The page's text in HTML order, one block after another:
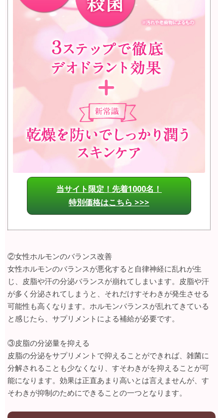
当サイト限定！先着1000名！
特別価格はこちら >>>
②女性ホルモンのバランス改善
女性ホルモンのバランスが悪化すると自律神経に乱れが生
じ、皮脂や汗の分泌バランスが崩れてしまいます。皮脂や汗
が多く分泌されてしまうと、それだけすそわきが発生させる
可能性も高くなります。ホルモンバランスが乱れてきている
と感じたら、サプリメントによる補給が必要です。
③皮脂の分泌量を抑える
皮脂の分泌をサプリメントで抑えることができれば、雑菌に
分解されることも少なくなり、すそわきがを抑えることが可
能になります。効果は正直あまり高いとは言えませんが、す
そわきが抑制のためにできることの一つとなります。